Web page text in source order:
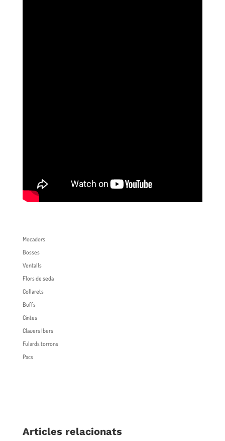
Mocadors
Bosses
Ventalls
Flors de seda
Collarets
Buffs
Cintes
Clauers Ibers
Fulards torrons
Pacs
Articles relacionats